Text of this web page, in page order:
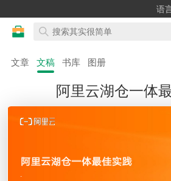
语
文章 文稿 书库 图册
阿里云湖仓一体